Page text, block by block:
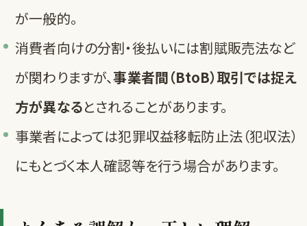
が一般的。
消費者向けの分割・後払いには割賦販売法など
が関わりますが、事業者間（BtoB）取引では捉え
方が異なるとされることがあります。
事業者によっては犯罪収益移転防止法（犯収法）
にもとづく本人確認等を行う場合があります。